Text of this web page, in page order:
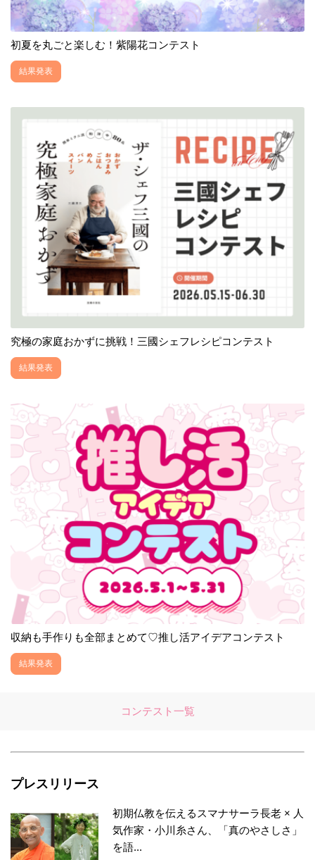
初夏を丸ごと楽しむ！紫陽花コンテスト
結果発表
究極の家庭おかずに挑戦！三國シェフレシピコンテスト
結果発表
収納も手作りも全部まとめて♡推し活アイデアコンテスト
結果発表
コンテスト一覧
プレスリリース
初期仏教を伝えるスマナサーラ長老 × 人
気作家・小川糸さん、「真のやさしさ」
を語...